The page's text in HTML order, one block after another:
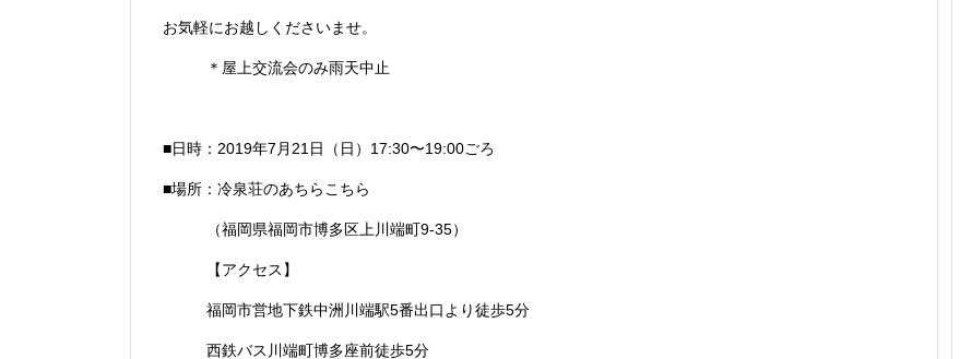
お気軽にお越しくださいませ。
＊屋上交流会のみ雨天中止
■日時：2019年7月21日（日）17:30〜19:00ごろ
■場所：冷泉荘のあちらこちら
（福岡県福岡市博多区上川端町9-35）
【アクセス】
福岡市営地下鉄中洲川端駅5番出口より徒歩5分
西鉄バス川端町博多座前徒歩5分